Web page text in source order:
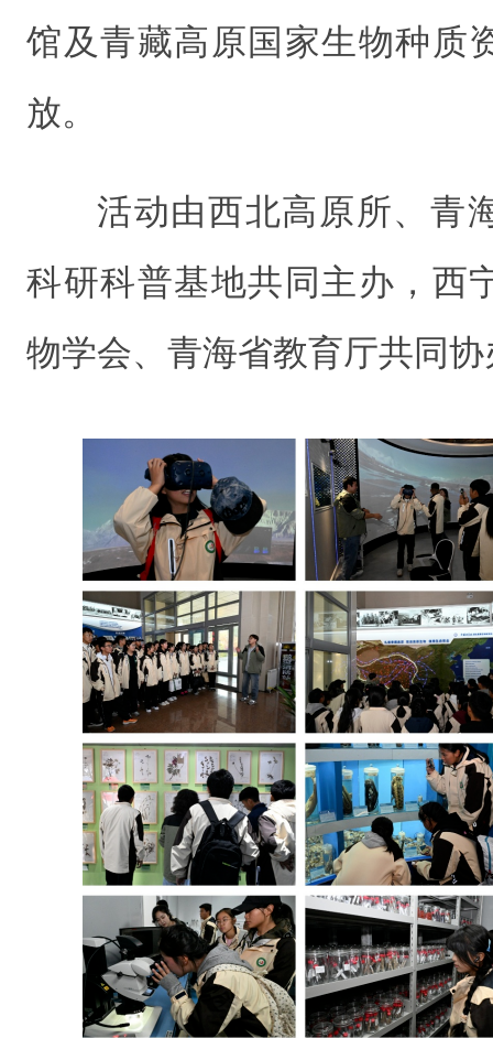
馆及青藏高原国家生物种质
放。
活动由西北高原所、青
科研科普基地共同主办，西
物学会、青海省教育厅共同协